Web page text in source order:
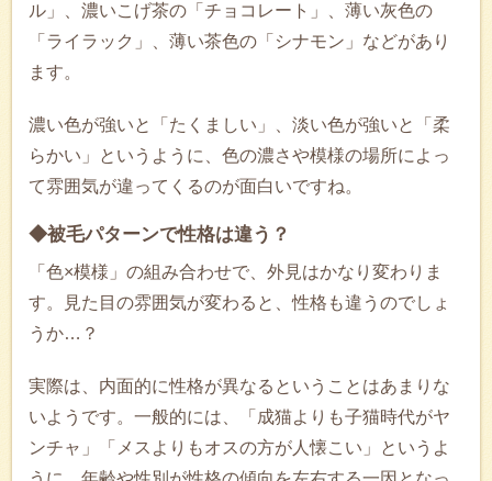
ル」、濃いこげ茶の「チョコレート」、薄い灰色の
「ライラック」、薄い茶色の「シナモン」などがあり
ます。
濃い色が強いと「たくましい」、淡い色が強いと「柔
らかい」というように、色の濃さや模様の場所によっ
て雰囲気が違ってくるのが面白いですね。
◆被毛パターンで性格は違う？
「色×模様」の組み合わせで、外見はかなり変わりま
す。見た目の雰囲気が変わると、性格も違うのでしょ
うか…？
実際は、内面的に性格が異なるということはあまりな
いようです。一般的には、「成猫よりも子猫時代がヤ
ンチャ」「メスよりもオスの方が人懐こい」というよ